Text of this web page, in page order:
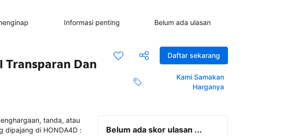
Informasi penting Belum ada ulasan
Daftar sekarang
Kami Samakan
Harganya
Dan
Belum ada skor ulasan ...